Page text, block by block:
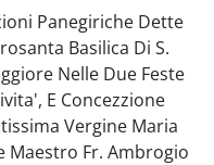
Panegiriche Dette
Basilica Di S.
Nelle Due Feste
E Concezzione
Vergine Maria
Maestro Fr. Ambrogio